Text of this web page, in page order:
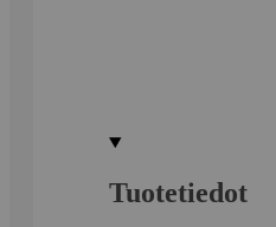
Tuotetiedot